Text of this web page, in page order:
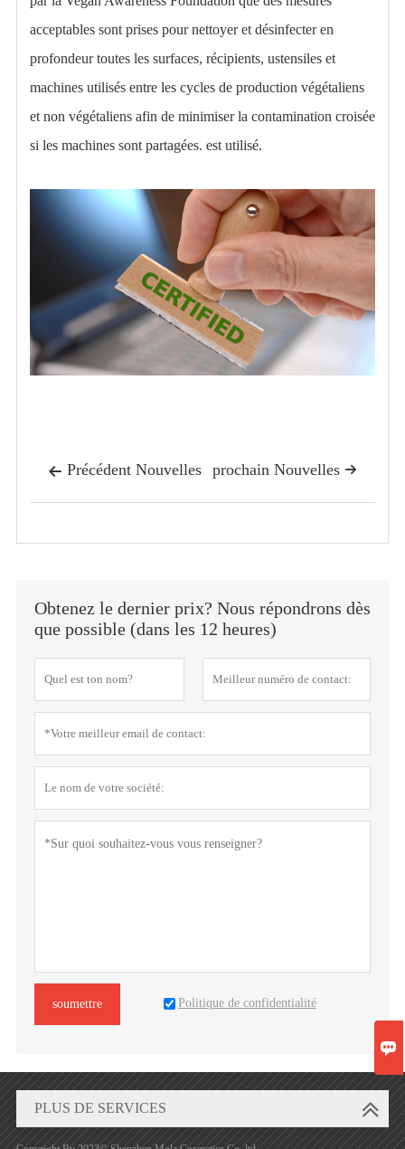
acceptables sont prises pour nettoyer et désinfecter en
profondeur toutes les surfaces, récipients, ustensiles et
machines utilisés entre les cycles de production végétaliens
et non végétaliens afin de minimiser la contamination croisée
si les machines sont partagées. est utilisé.
 Précédent Nouvelles 
prochain Nouvelles
Obtenez le dernier prix? Nous répondrons dès
que possible (dans les 12 heures)
soumettre Politique de confidentialité
PLUS DE SERVICES
